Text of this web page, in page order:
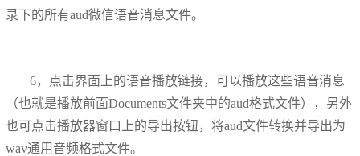
录下的所有aud微信语音消息文件。
6，点击界面上的语音播放链接，可以播放这些语音消息
（也就是播放前面Documents文件夹中的aud格式文件），另外
也可点击播放器窗口上的导出按钮，将aud文件转换并导出为
wav通用音频格式文件。